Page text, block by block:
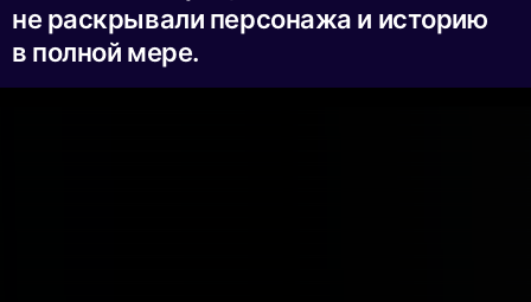
не раскрывали персонажа и историю
в полной мере.